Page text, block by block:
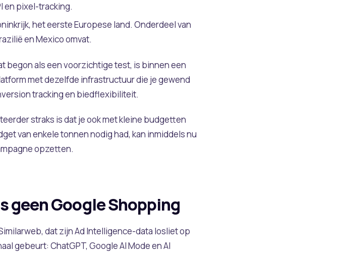
en pixel-tracking.
het eerste Europese land. Onderdeel van
en Mexico omvat.
begon als een voorzichtige test, is binnen een
met dezelfde infrastructuur die je gewend
tracking en biedflexibiliteit.
straks is dat je ook met kleine budgetten
van enkele tonnen nodig had, kan inmiddels nu
opzetten.
geen Google Shopping
dat zijn Ad Intelligence-data losliet op
gebeurt: ChatGPT, Google AI Mode en AI